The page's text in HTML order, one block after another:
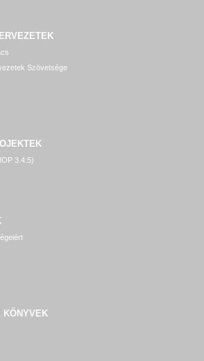
Szövetsége
3.4.5)
KÖNYVEK